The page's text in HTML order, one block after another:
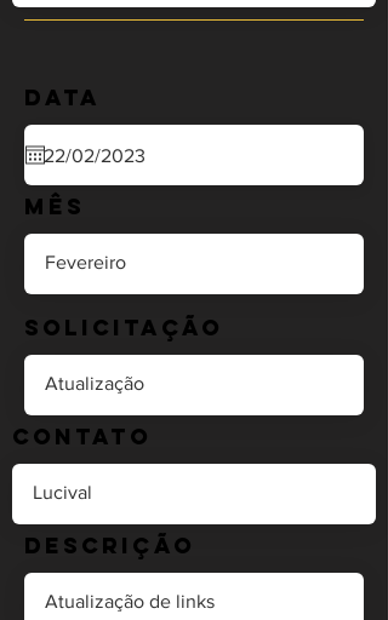
Data
Mês
Solicitação
Contato
Descrição